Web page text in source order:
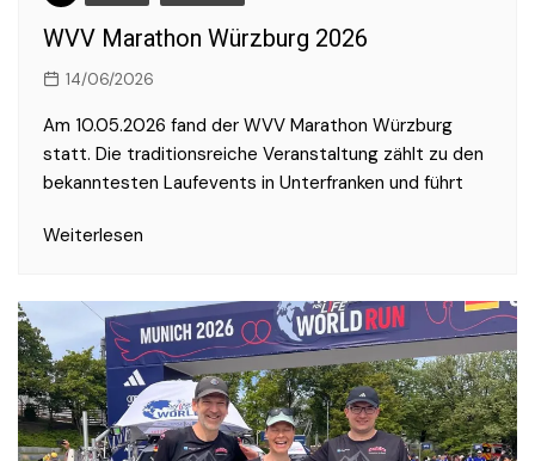
WVV Marathon Würzburg 2026
14/06/2026
Am 10.05.2026 fand der WVV Marathon Würzburg
statt. Die traditionsreiche Veranstaltung zählt zu den
bekanntesten Laufevents in Unterfranken und führt
Weiterlesen